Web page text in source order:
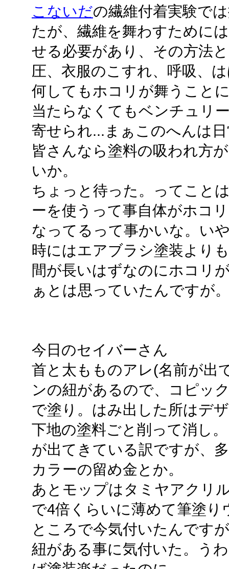
こないだの繊維付着実験で
たが、繊維を舞わすために
せる必要があり、その方法
圧、衣服のこすれ、呼吸、
何してもホコリが舞うこと
当たらなくてもベンチュリ
寄せられ...まぁこのへんは
皆さんなら塗料の吸われ方
いか。
ちょっと待った。ってこと
ーを使うって事自体がホコ
なってるって事かいな。い
時にはエアブラシ塗装より
間が長いはずなのにホコリ
ぁとは思っていたんですが
今日のセイバーさん
首と太もものアレ(名前が出
ンの紐があるので、コピッ
で塗り。はみ出した所はデ
下地の塗料ごと削って消し
が出てきている訳ですが、
カラーの留め金とか。
あとモップはタミヤアクリ
で4倍くらいに薄めて筆塗り
ところで今気付いたんです
紐がある事に気付いた。う